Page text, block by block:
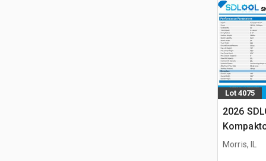
Lot 4075
2026
Morris, IL